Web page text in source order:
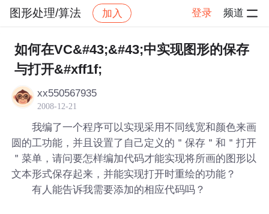
图形处理/算法 加入 登录 频道
社区 图形处理/算法 帖子详情
如何在VC&#43;&#43;中实现图形的保存
与打开&#xff1f;
xx550567935
2008-12-21
我编了一个程序可以实现采用不同线宽和颜色来画
圆的工功能，并且设置了自己定义的＂保存＂和＂打开
＂菜单，请问要怎样编加代码才能实现将所画的图形以
文本形式保存起来，并能实现打开时重绘的功能？
有人能告诉我需要添加的相应代码吗？